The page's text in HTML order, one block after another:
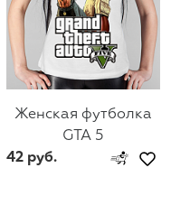
Женская футболка
GTA 5
42 руб.